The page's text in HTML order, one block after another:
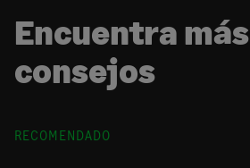
Encuentra más
consejos
RECOMENDADO